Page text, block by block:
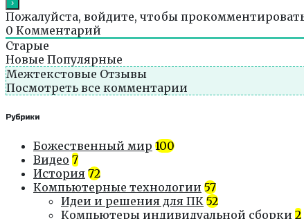
Пожалуйста, войдите, чтобы
0 Комментарий
Старые
Новые Популярные
Межтекстовые Отзывы
Посмотреть все комментарии
Рубрики
Божественный мир 100
Видео 7
История 72
Компьютерные технологии 57
Идеи и решения для ПК 52
Компьютеры индивидуальной сборки 2